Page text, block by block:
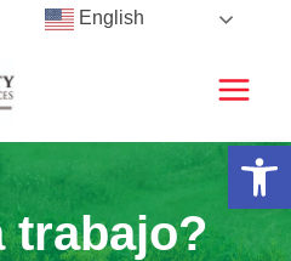
trabajo?
English